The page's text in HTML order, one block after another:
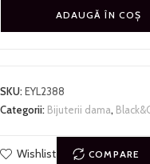
ADAUGĂ ÎN COȘ
SKU:EYL2388
Categorii: Bijuterii dama,
Wishlist COMPARE